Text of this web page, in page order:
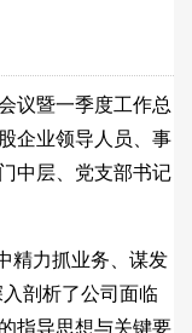
议暨一季度工作总
企业领导人员、事
中层、党支部书记
精力抓业务、谋发
剖析了公司面临
指导思想与关键要